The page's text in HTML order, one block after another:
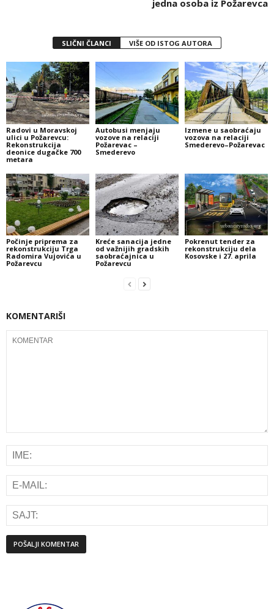
jedna osoba iz Požarevca
SLIČNI ČLANCI VIŠE OD ISTOG AUTORA
Radovi u Moravskoj
ulici u Požarevcu:
Rekonstrukcija
deonice dugačke 700
metara
Autobusi menjaju
vozove na relaciji
Požarevac –
Smederevo
Izmene u saobraćaju
vozova na relaciji
Smederevo–Požarevac
Počinje priprema za
rekonstrukciju Trga
Radomira Vujovića u
Požarevcu
Kreće sanacija jedne
od važnijih gradskih
saobraćajnica u
Požarevcu
Pokrenut tender za
rekonstrukciju dela
Kosovske i 27. aprila
KOMENTARIŠI